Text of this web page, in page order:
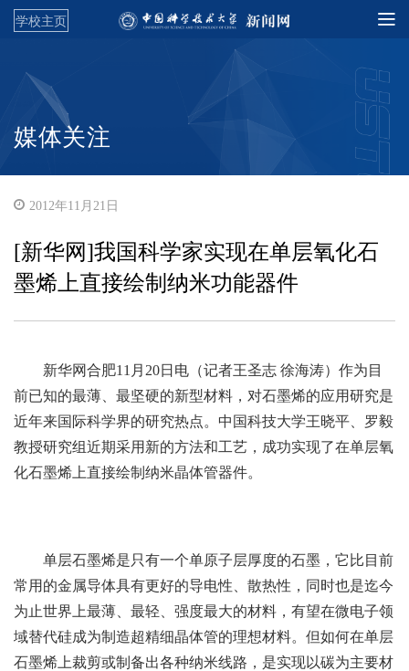
学校主页
媒体关注
2012年11月21日
[新华网]我国科学家实现在单层氧化石
墨烯上直接绘制纳米功能器件
新华网合肥11月20日电（记者王圣志 徐海涛）作为目
前已知的最薄、最坚硬的新型材料，对石墨烯的应用研究是
近年来国际科学界的研究热点。中国科技大学王晓平、罗毅
教授研究组近期采用新的方法和工艺，成功实现了在单层氧
化石墨烯上直接绘制纳米晶体管器件。
单层石墨烯是只有一个单原子层厚度的石墨，它比目前
常用的金属导体具有更好的导电性、散热性，同时也是迄今
为止世界上最薄、最轻、强度最大的材料，有望在微电子领
域替代硅成为制造超精细晶体管的理想材料。但如何在单层
石墨烯上裁剪或制备出各种纳米线路，是实现以碳为主要材